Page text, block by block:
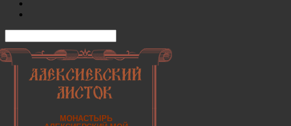
МОНАСТЫРЬ